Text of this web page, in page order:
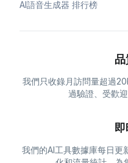
AI語音生成器 排行榜
我們只收錄月訪問量超過
過驗證、受歡
我們的AI工具數據庫每日更